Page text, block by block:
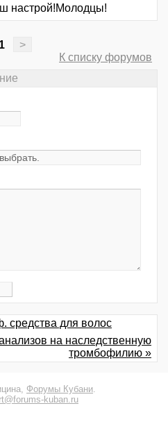
настрой!Молодцы!
1
>
К списку форумов
средства для волос
на наследственную
тромбофилию »
Форумы Кубани
kuban.ru